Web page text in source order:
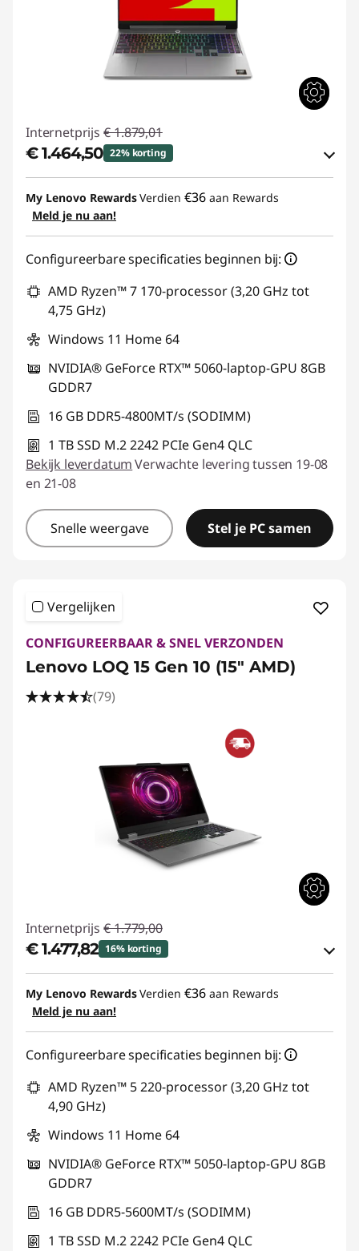
Internetprijs € 1.879,01
€ 1.464,50 22% korting
eCoupon-besparingen :-€ 414,51
eCoupon gebruiken :
My Lenovo RewardsVerdien €36 aan Rewards
Meld je nu aan!
Configureerbare specificaties beginnen bij:
AMD Ryzen™ 7 170-processor (3,20 GHz tot
4,75 GHz)
Windows 11 Home 64
NVIDIA® GeForce RTX™ 5060-laptop-GPU 8GB
GDDR7
16 GB DDR5-4800MT/s (SODIMM)
1 TB SSD M.2 2242 PCIe Gen4 QLC
Bekijk leverdatumVerwachte levering tussen 19-08
en 21-08
Snelle weergave Stel je PC samen
Vergelijken
CONFIGUREERBAAR & SNEL VERZONDEN
Lenovo LOQ 15 Gen 10 (15" AMD)
(79)
Internetprijs € 1.779,00
€ 1.477,82 16% korting
eCoupon-besparingen :-€ 301,18
eCoupon gebruiken :
My Lenovo RewardsVerdien €36 aan Rewards
Meld je nu aan!
Configureerbare specificaties beginnen bij:
AMD Ryzen™ 5 220-processor (3,20 GHz tot
4,90 GHz)
Windows 11 Home 64
NVIDIA® GeForce RTX™ 5050-laptop-GPU 8GB
GDDR7
16 GB DDR5-5600MT/s (SODIMM)
1 TB SSD M.2 2242 PCIe Gen4 QLC